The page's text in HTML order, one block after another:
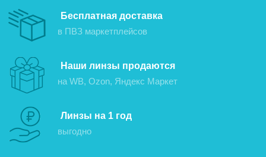
Бесплатная доставка
в ПВЗ маркетплейсов
Наши линзы продаются
на WB, Ozon, Яндекс Маркет
Линзы на 1 год
выгодно